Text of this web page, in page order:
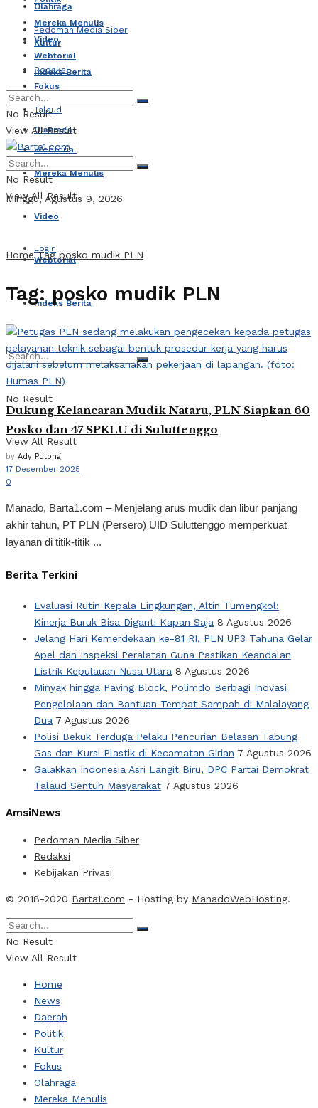
Pedoman Media Siber
Redaksi
Talaud
Webtorial
Minggu, Agustus 9, 2026
Login
Kultur
Fokus
Olahraga
Mereka Menulis
Video
Webtorial
Indeks Berita
No Result
View All Result
Olahraga
Mereka Menulis
Video
Webtorial
Indeks Berita
No Result
View All Result
No Result
View All Result
Home Tag posko mudik PLN
Tag: posko mudik PLN
Dukung Kelancaran Mudik Nataru, PLN Siapkan 60
Posko dan 47 SPKLU di Suluttenggo
by Ady Putong
17 Desember 2025
0
Manado, Barta1.com – Menjelang arus mudik dan libur panjang
akhir tahun, PT PLN (Persero) UID Suluttenggo memperkuat
layanan di titik-titik ...
Berita Terkini
Evaluasi Rutin Kepala Lingkungan, Altin Tumengkol:
Kinerja Buruk Bisa Diganti Kapan Saja 8 Agustus 2026
Jelang Hari Kemerdekaan ke-81 RI, PLN UP3 Tahuna Gelar
Apel dan Inspeksi Peralatan Guna Pastikan Keandalan
Listrik Kepulauan Nusa Utara 8 Agustus 2026
Minyak hingga Paving Block, Polimdo Berbagi Inovasi
Pengelolaan dan Bantuan Tempat Sampah di Malalayang
Dua 7 Agustus 2026
Polisi Bekuk Terduga Pelaku Pencurian Belasan Tabung
Gas dan Kursi Plastik di Kecamatan Girian 7 Agustus 2026
Galakkan Indonesia Asri Langit Biru, DPC Partai Demokrat
Talaud Sentuh Masyarakat 7 Agustus 2026
AmsiNews
Pedoman Media Siber
Redaksi
Kebijakan Privasi
© 2018-2020 Barta1.com - Hosting by ManadoWebHosting.
No Result
View All Result
Home
News
Daerah
Politik
Kultur
Fokus
Olahraga
Mereka Menulis